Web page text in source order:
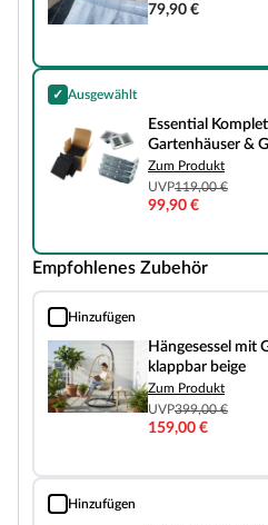
79,90 €
✓ Ausgewählt
Essential Komplettset für Karibu
Essential
Gartenhäuser &
Zum Produkt
UVP119,00 €
99,90 €
Empfohlenes Zubehör
Hinzufügen
Hängesessel mit Gestell inkl. Polster
Hängesessel mit
klappbar beige
Zum Produkt
UVP399,00 €
159,00 €
Hinzufügen
Landhausfarbe 2101 Weiß